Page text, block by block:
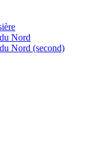
Nord
Nord (second)